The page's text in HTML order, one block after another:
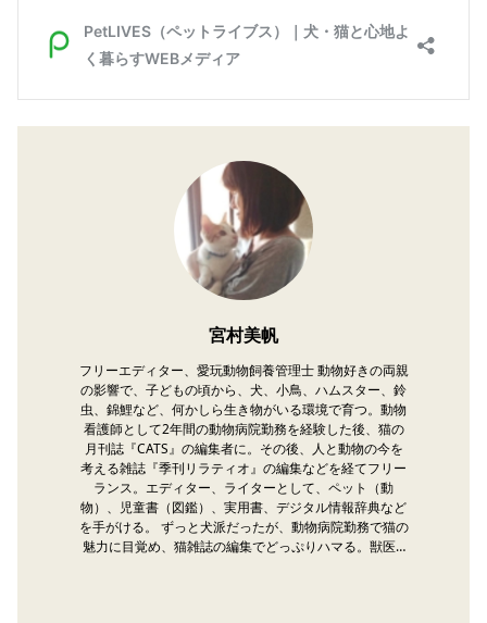
宮村美帆
フリーエディター、愛玩動物飼養管理士 動物好きの両親
の影響で、子どもの頃から、犬、小鳥、ハムスター、鈴
虫、錦鯉など、何かしら生き物がいる環境で育つ。動物
看護師として2年間の動物病院勤務を経験した後、猫の
月刊誌『CATS』の編集者に。その後、人と動物の今を
考える雑誌『季刊リラティオ』の編集などを経てフリー
ランス。エディター、ライターとして、ペット（動
物）、児童書（図鑑）、実用書、デジタル情報辞典など
を手がける。 ずっと犬派だったが、動物病院勤務で猫の
魅力に目覚め、猫雑誌の編集でどっぷりハマる。獣医…